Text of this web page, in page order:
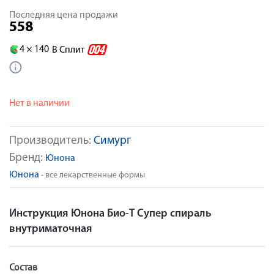
Производитель: Симург
Бренд: Юнона
Юнона - все лекарственные формы
Последняя цена продажи
558
4 × 140 В Сплит
Нет в наличии
Инструкция Юнона Био-Т Супер спираль
внутриматочная
Состав